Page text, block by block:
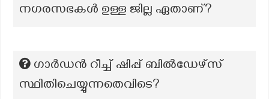
നഗരസഭകൾ ഉള്ള ജില്ല ഏതാണ്?
ഗാർഡൻ റീച്ച് ഷിപ്പ് ബിൽഡേഴ്സ്
സ്ഥിതിചെയ്യുന്നതെവിടെ?